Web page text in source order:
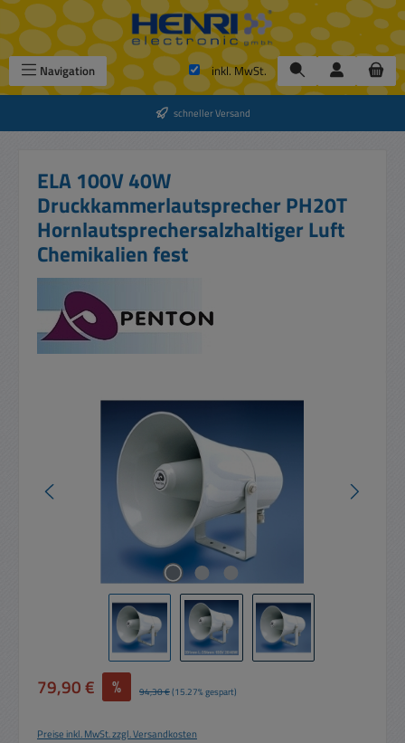
Zum Hauptinhalt springen
Navigation inkl. MwSt.
schneller Versand
ELA 100V 40W
Druckkammerlautsprecher PH20T
Hornlautsprechersalzhaltiger Luft
Chemikalien fest
Bildergalerie überspringen
Verkaufspreis:
79,90 € % Regulärer Preis:
94,30 €(15.27% gespart)
Preise inkl. MwSt. zzgl. Versandkosten